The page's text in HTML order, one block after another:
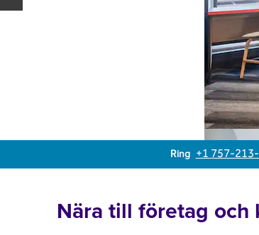
Ring
Ring +1 757-
Nära till företag och